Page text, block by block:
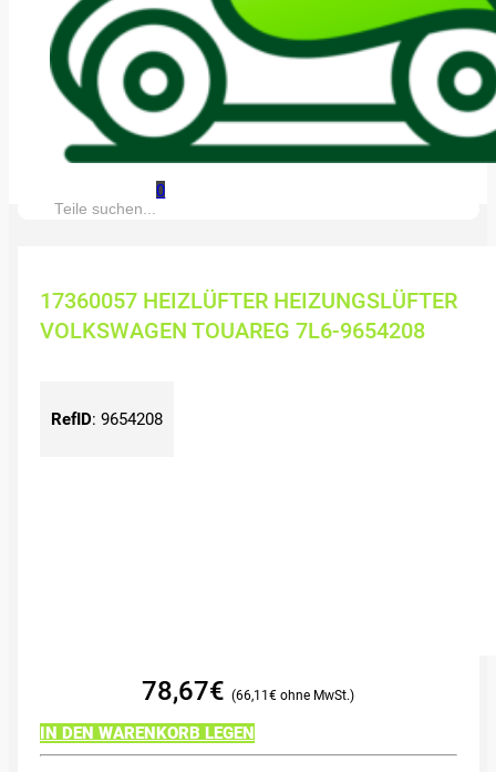
0
Suche:
17360057 HEIZLÜFTER HEIZUNGSLÜFTER
VOLKSWAGEN TOUAREG 7L6-9654208
RefID: 9654208
78,67€ 66,11€
IN DEN WARENKORB LEGEN